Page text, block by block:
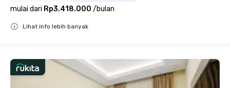
mulai dari Rp3.418.000 /bulan
Lihat info lebih banyak